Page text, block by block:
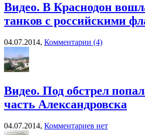
Видео. В Краснодон
танков с российскими
04.07.2014, Комментарии (4)
Видео. Под обстрел
часть Александровска
04.07.2014, Комментариев нет